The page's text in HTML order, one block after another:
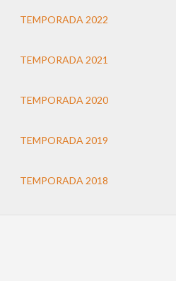
TEMPORADA 2022
TEMPORADA 2021
TEMPORADA 2020
TEMPORADA 2019
TEMPORADA 2018